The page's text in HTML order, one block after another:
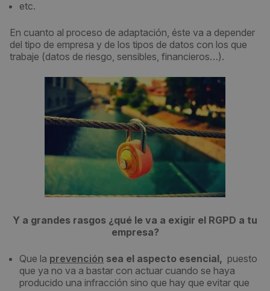
etc.
En cuanto al proceso de adaptación, éste va a depender
del tipo de empresa y de los tipos de datos con los que
trabaje (datos de riesgo, sensibles, financieros…).
Y a grandes rasgos ¿qué le va a exigir el RGPD a tu
empresa?
Que la prevención sea el aspecto esencial, puesto
que ya no va a bastar con actuar cuando se haya
producido una infracción sino que hay que evitar que